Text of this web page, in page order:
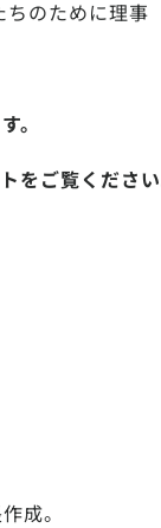
のために理事
。
ご覧ください
成。